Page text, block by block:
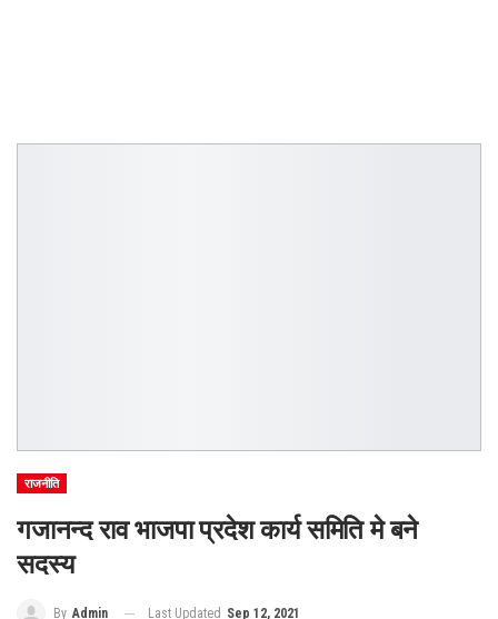
राजनीति
गजानन्द राव भाजपा प्रदेश कार्य समिति मे बने
सदस्य
By Admin Last Updated Sep 12, 2021